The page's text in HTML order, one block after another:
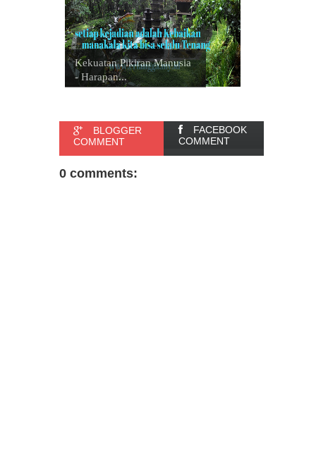
Kekuatan Pikiran Manusia
- Harapan...
BLOGGER
COMMENT
FACEBOOK
COMMENT
0 comments: